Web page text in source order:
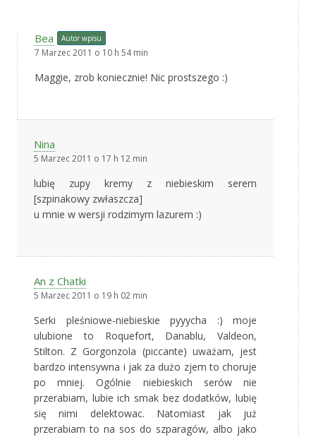
Bea Autor wpisu
7 Marzec 2011 o 10 h 54 min
Maggie, zrob koniecznie! Nic prostszego :)
Nina
5 Marzec 2011 o 17 h 12 min
lubię zupy kremy z niebieskim serem
[szpinakowy zwłaszcza]
u mnie w wersji rodzimym lazurem :)
An z Chatki
5 Marzec 2011 o 19 h 02 min
Serki pleśniowe-niebieskie pyyycha :) moje
ulubione to Roquefort, Danablu, Valdeon,
Stilton. Z Gorgonzola (piccante) uważam, jest
bardzo intensywna i jak za dużo zjem to choruje
po mniej. Ogólnie niebieskich serów nie
przerabiam, lubie ich smak bez dodatków, lubię
się nimi delektowac. Natomiast jak już
przerabiam to na sos do szparagów, albo jako